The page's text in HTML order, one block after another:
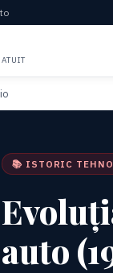
📚 ISTORIC
auto